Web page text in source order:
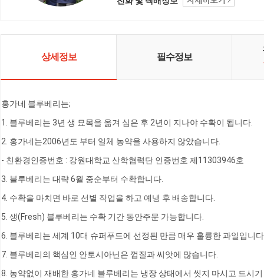
르실 때에는 반으로 잘라 보세요. 속
다. 속이 붉은색이면 신선한 블루베
셔서 맛있게 드세요. 꽃마주민들의
건강과 안전한 먹거리를 위하여 유
격증을 취득하고 있습니다.
상세정보 필수정보
홍가네 블루베리는;
1. 블루베리는 3년 생 묘목을 옮겨 심은 후 2년이 지나야 수확이 됩니다.
2. 홍가네는2006년도 부터 일체 농약을 사용하지 않았습니다.
- 친환경인증번호 : 강원대학교 산학협력단 인증번호 제11303946호
3. 블루베리는 대략 6월 중순부터 수확합니다.
4. 수확을 마치면 바로 선별 작업을 하고 예냉 후 배송합니다.
5. 생(Fresh) 블루베리는 수확 기간 동안주문 가능합니다.
6. 블루베리는 세계 10대 슈퍼푸드에 선정된 만큼 매우 훌륭한 과일입니
7. 블루베리의 핵심인 안토시아닌은 껍질과 씨앗에 많습니다.
8. 농약없이 재배한 홍가네 블루베리는 냉장 상태에서 씻지 마시고 드시